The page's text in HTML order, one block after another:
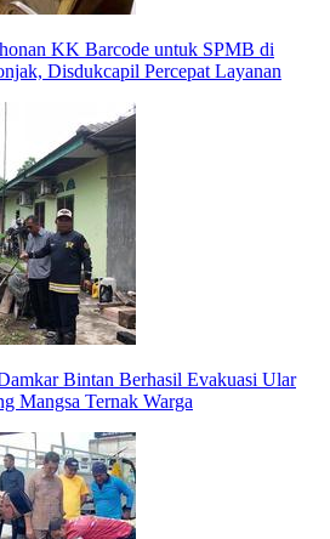
KK Barcode untuk SPMB di
Disdukcapil Percepat Layanan
Bintan Berhasil Evakuasi Ular
Mangsa Ternak Warga